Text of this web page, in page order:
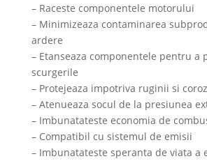
– Raceste componentele motorului
– Minimizeaza contaminarea
ardere
– Etanseaza componentele pentru a
scurgerile
– Protejeaza impotriva ruginii si
– Atenueaza socul de la presiunea
– Imbunatateste economia de
– Compatibil cu sistemul de emisii
– Imbunatateste speranta de viata a